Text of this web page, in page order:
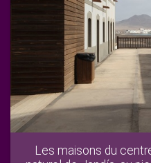
Les maisons du